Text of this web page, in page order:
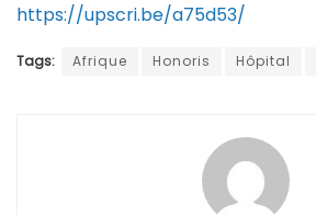
https://upscri.be/a75d53/
Tags: Afrique Honoris Hôpital